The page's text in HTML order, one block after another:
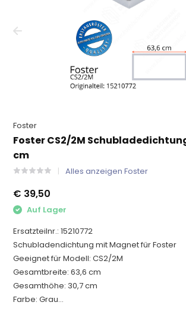
Foster
Foster CS2/2M
cm
Alles anzeigen Foster
€ 39,50
Auf Lager
Ersatzteilnr.: 15210772
Schubladendichtung mit Magnet für Foster
Geeignet für Modell: CS2/2M
Gesamtbreite: 63,6 cm
Gesamthöhe: 30,7 cm
Farbe: Grau...